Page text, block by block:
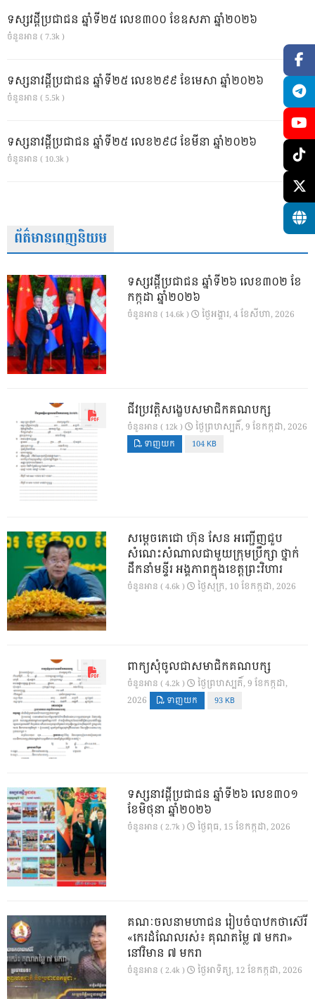
ទស្សវដ្តីប្រជាជន ឆ្នាំទី២៥ លេខ៣០០ ខែឧសភា ឆ្នាំ២០២៦
ចំនួនអាន ( 7.3k )
ទស្សនាវដ្ដីប្រជាជន ឆ្នាំទី២៥ លេខ២៩៩ ខែមេសា ឆ្នាំ២០២៦
ចំនួនអាន ( 5.5k )
ទស្សនាវដ្ដីប្រជាជន ឆ្នាំទី២៥ លេខ២៩៨ ខែមីនា ឆ្នាំ២០២៦
ចំនួនអាន ( 10.3k )
ព័ត៌មានពេញនិយម
ទស្សវដ្តីប្រជាជន ឆ្នាំទី២៦ លេខ៣០២ ខែ
កក្កដា ឆ្នាំ២០២៦
ចំនួនអាន ( 14.6k ) ថ្ងៃ​អង្គារ, 4 ខែ​សីហា, 2026
ជីវប្រវត្តិសង្ខេបសមាជិកគណបក្ស
ចំនួនអាន ( 12k ) ថ្ងៃ​ព្រហស្បតិ៍, 9 ខែ​កក្កដា, 2026
ទាញយក 104 KB
សម្តេចតេជោ ហ៊ុន សែន អញ្ជើញជួប
សំណេះសំណាលជាមួយក្រុមប្រឹក្សា ថ្នាក់
ដឹកនាំមន្ទីរ អង្គភាពក្នុងខេត្តព្រះវិហារ
ចំនួនអាន ( 4.6k ) ថ្ងៃ​សុក្រ, 10 ខែ​កក្កដា, 2026
ពាក្យសុំចូលជាសមាជិកគណបក្ស
ចំនួនអាន ( 4.2k )
ថ្ងៃ​ព្រហស្បតិ៍, 9 ខែ​កក្កដា,
2026
ទាញយក 93 KB
ទស្សនាវដ្ដីប្រជាជន ឆ្នាំទី២៦ លេខ៣០១
ខែមិថុនា ឆ្នាំ២០២៦
ចំនួនអាន ( 2.7k ) ថ្ងៃ​ពុធ, 15 ខែ​កក្កដា, 2026
គណៈចលនាមហាជន រៀបចំបាឋកថាស៊េរី
«កេរដំណែលរស់៖ គុណតម្លៃ ៧ មករា»
នៅវិមាន ៧ មករា
ចំនួនអាន ( 2.4k ) ថ្ងៃ​អាទិត្យ, 12 ខែ​កក្កដា, 2026